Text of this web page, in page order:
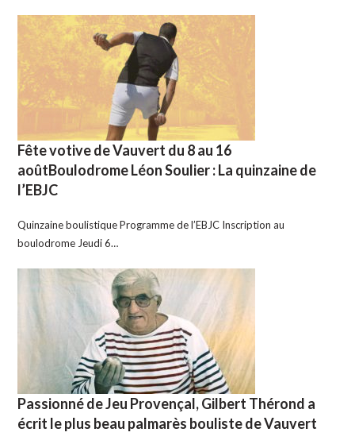
Fête votive de Vauvert du 8 au 16
aoûtBoulodrome Léon Soulier : La quinzaine de
l’EBJC
Quinzaine boulistique Programme de l’EBJC Inscription au
boulodrome Jeudi 6…
Passionné de Jeu Provençal, Gilbert Thérond a
écrit le plus beau palmarès bouliste de Vauvert